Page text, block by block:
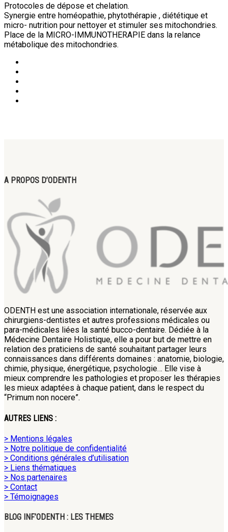
Protocoles de dépose et chelation.
Synergie entre homéopathie, phytothérapie , diététique et
micro- nutrition pour nettoyer et stimuler ses mitochondries.
Place de la MICRO-IMMUNOTHERAPIE dans la relance
métabolique des mitochondries.
A PROPOS D’ODENTH
ODENTH est une association internationale, réservée aux
chirurgiens-dentistes et autres professions médicales ou
para-médicales liées la santé bucco-dentaire. Dédiée à la
Médecine Dentaire Holistique, elle a pour but de mettre en
relation des praticiens de santé souhaitant partager leurs
connaissances dans différents domaines : anatomie, biologie,
chimie, physique, énergétique, psychologie… Elle vise à
mieux comprendre les pathologies et proposer les thérapies
les mieux adaptées à chaque patient, dans le respect du
“Primum non nocere”.
AUTRES LIENS :
> Mentions légales
> Notre politique de confidentialité
> Conditions générales d’utilisation
> Liens thématiques
> Nos partenaires
> Contact
> Témoignages
BLOG INF’ODENTH : LES THEMES